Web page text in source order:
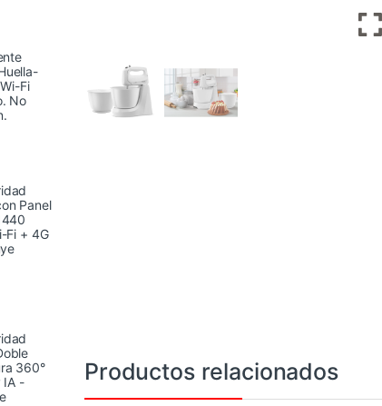
Productos relacionados
Fi
No
Panel
Fi + 4G
360°
IA -